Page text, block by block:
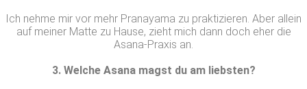
Ich nehme mir vor mehr Pranayama zu praktizieren. Aber allein
auf meiner Matte zu Hause, zieht mich dann doch eher die
Asana-Praxis an.
3. Welche Asana magst du am liebsten?